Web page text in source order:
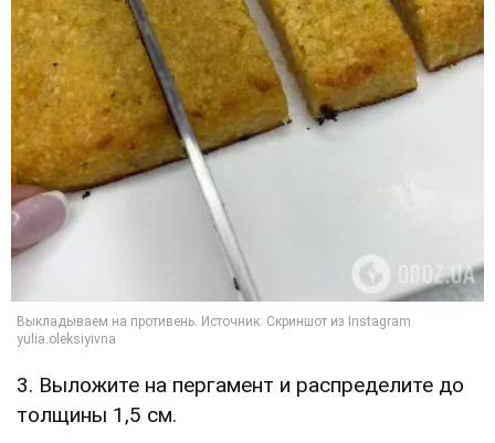
3. Выложите на пергамент и распределите до
толщины 1,5 см.